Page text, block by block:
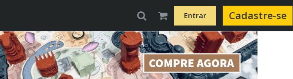
Entrar Cadastre-se